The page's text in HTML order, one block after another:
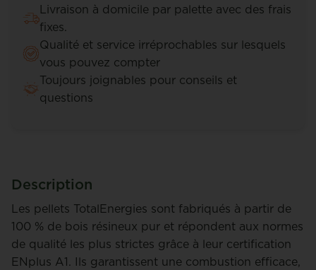
Livraison à domicile par palette avec des frais
fixes.
Qualité et service irréprochables sur lesquels
vous pouvez compter
Toujours joignables pour conseils et
questions
Description
Les pellets TotalEnergies sont fabriqués à partir de
100 % de bois résineux pur et répondent aux normes
de qualité les plus strictes grâce à leur certification
ENplus A1. Ils garantissent une combustion efficace,